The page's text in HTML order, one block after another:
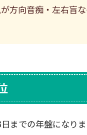
方向音痴・左右盲
までの年盤になりま